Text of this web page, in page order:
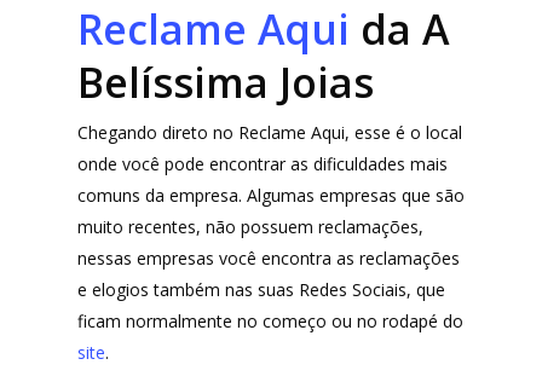
Reclame Aqui da A
Belíssima Joias
Chegando direto no Reclame Aqui, esse é o local
onde você pode encontrar as dificuldades mais
comuns da empresa. Algumas empresas que são
muito recentes, não possuem reclamações,
nessas empresas você encontra as reclamações
e elogios também nas suas Redes Sociais, que
ficam normalmente no começo ou no rodapé do
site.